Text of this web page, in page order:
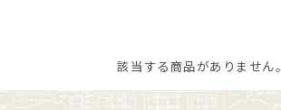
該当する商品がありません。